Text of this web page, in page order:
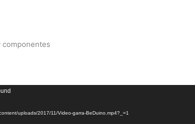
componentes
uploads/2017/11/Video-garra-BeDuino.mp4?_=1